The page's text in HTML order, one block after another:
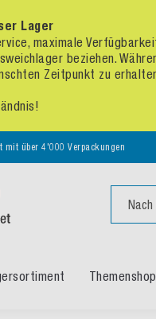
Lager
maximale
beziehen.
Zeitpunkt zu
mit über 4'000 Verpackungen